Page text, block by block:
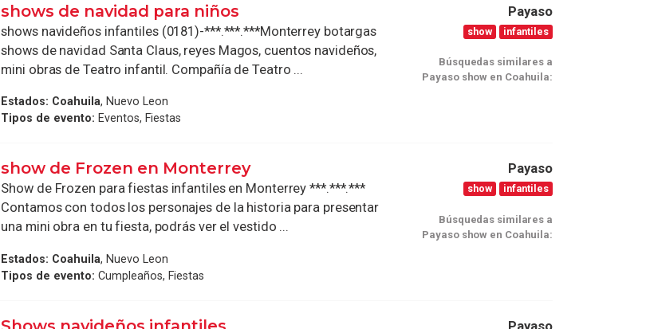
shows de navidad para niños
shows navideños infantiles (0181)-***.***.***Monterrey botargas
shows de navidad Santa Claus, reyes Magos, cuentos navideños,
mini obras de Teatro infantil. Compañía de Teatro ...
Estados: Coahuila, Nuevo Leon
Tipos de evento: Eventos, Fiestas
Payaso
show infantiles
Búsquedas similares a
Payaso show en Coahuila:
show de Frozen en Monterrey
Show de Frozen para fiestas infantiles en Monterrey ***.***.***
Contamos con todos los personajes de la historia para presentar
una mini obra en tu fiesta, podrás ver el vestido ...
Estados: Coahuila, Nuevo Leon
Tipos de evento: Cumpleaños, Fiestas
Payaso
show infantiles
Búsquedas similares a
Payaso show en Coahuila: